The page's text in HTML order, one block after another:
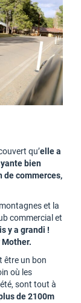
qu’elle a
bien
de commerces,
et la
commercial et
y a grandi !
Mother.
être un bon
où les
sont tout à
de 2100m